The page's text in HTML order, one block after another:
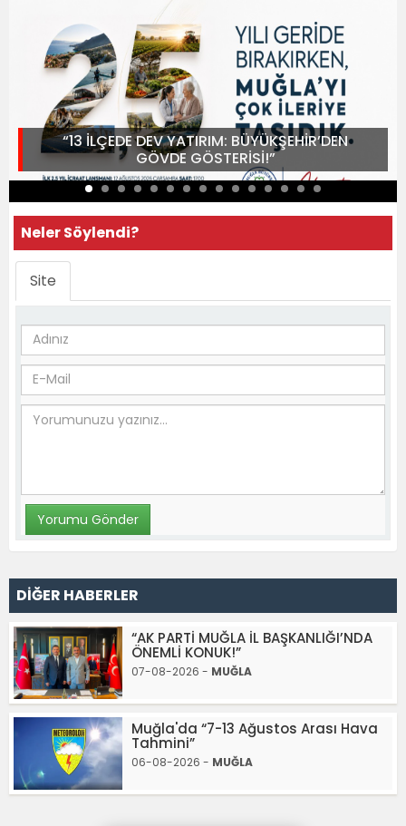
“13 İLÇEDE DEV YATIRIM: BÜYÜKŞEHİR’DEN
GÖVDE GÖSTERİSİ!”
Neler Söylendi?
Site
DİĞER HABERLER
“AK PARTİ MUĞLA İL BAŞKANLIĞI’NDA
ÖNEMLİ KONUK!”
07-08-2026 - MUĞLA
Muğla'da “7-13 Ağustos Arası Hava
Tahmini”
06-08-2026 - MUĞLA